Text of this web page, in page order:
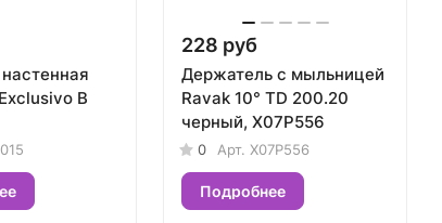
B
228 руб
Держатель с мыльницей
Ravak 10° TD 200.20
черный, X07P556
0 Арт.X07P556
Подробнее